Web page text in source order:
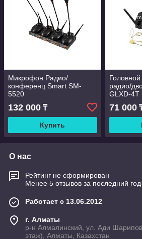
Микрофон Радио/
конференц Smart SM-
5520
132 000 ₸
Купить
радио/
GLXD-4T
71 000
О нас
Рейтинг не сформирован
Менее 5 отзывов за последний год
Работает с 13.06.2012
г. Алматы
р-н Алмалинский, ул. Ади
этаж), Алматы, Казахстан